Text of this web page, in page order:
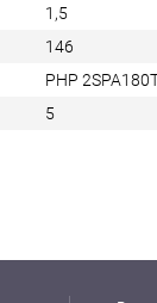
1,5
146
PHP
5